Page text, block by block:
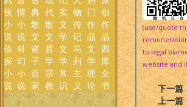
侠
小
说
情
小
说
典
散
文
代
散
文
实
文
学
物
传
记
门
作
品
创
作
品
侦
探
小
说
科
幻
小
说
诸
子
百
家
哲
学
宗
教
文
学
常
识
马
列
主
义
文
学
理
论
四
库
全
书
(use/quote
to legal
website and
下一篇
上一篇